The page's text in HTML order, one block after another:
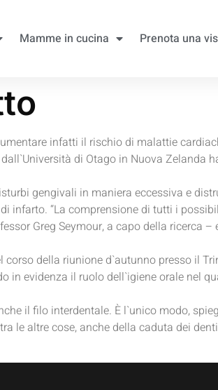
Mamme in cucina Prenota una
infatti il rischio di malattie
di Otago in Nuova Zelanda
gengivali in maniera eccessiva e
infarto. “La comprensione di tutti i
Greg Seymour, a capo della ricerca
della riunione d`autunno presso il
evidenza il ruolo dell`igiene orale nel
il filo interdentale. È l`unico modo,
le altre cose, anche della caduta dei